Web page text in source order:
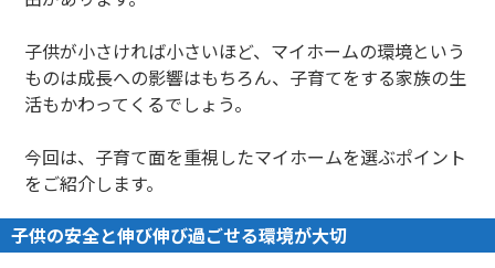
子供が小さければ小さいほど、マイホームの環境という
ものは成長への影響はもちろん、子育てをする家族の生
活もかわってくるでしょう。
今回は、子育て面を重視したマイホームを選ぶポイント
をご紹介します。
子供の安全と伸び伸び過ごせる環境が大切